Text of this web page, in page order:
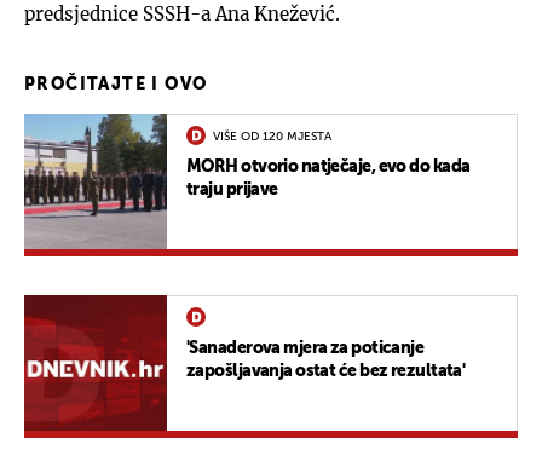
predsjednice SSSH-a Ana Knežević.
PROČITAJTE I OVO
VIŠE OD 120 MJESTA
MORH otvorio natječaje, evo do kada
traju prijave
'Sanaderova mjera za poticanje
zapošljavanja ostat će bez rezultata'